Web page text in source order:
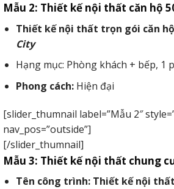
Mẫu 2: Thiết kế nội thất căn hộ
Thiết kế nội thất trọn gói căn hộ
City
Hạng mục: Phòng khách + bếp, 1
Phong cách: Hiện đại
[slider_thumnail label=”Mẫu 2″
nav_pos=”outside”]
[/slider_thumnail]
Mẫu 3: Thiết kế nội thất chung
Tên công trình: Thiết kế nội